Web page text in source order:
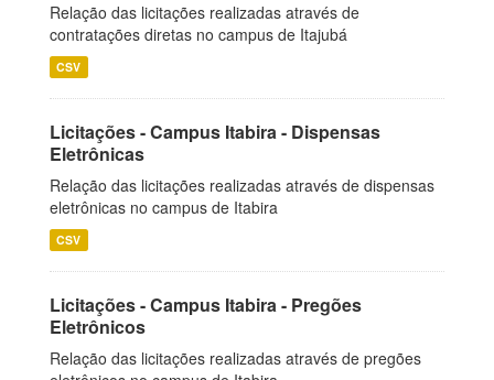
Relação das licitações realizadas através de
contratações diretas no campus de Itajubá
CSV
Licitações - Campus Itabira - Dispensas
Eletrônicas
Relação das licitações realizadas através de dispensas
eletrônicas no campus de Itabira
CSV
Licitações - Campus Itabira - Pregões
Eletrônicos
Relação das licitações realizadas através de pregões